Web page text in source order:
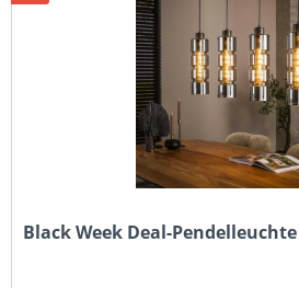
Black Week Deal-